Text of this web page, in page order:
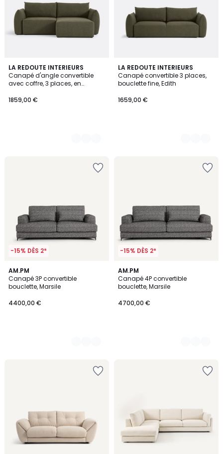
LA REDOUTE INTERIEURS
Canapé d'angle convertible
avec coffre, 3 places, en
1859,00 €
3
Couleurs
LA REDOUTE INTERIEURS
Canapé convertible 3 places,
bouclette fine, Edith
1659,00 €
3
Couleurs
-15% DÈS 2*
AM.PM
Canapé 3P convertible
bouclette, Marsile
4400,00 €
3
Couleurs
-15% DÈS 2*
AM.PM
Canapé 4P convertible
bouclette, Marsile
4700,00 €
3
Couleurs